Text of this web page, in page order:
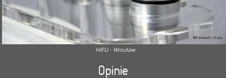
HIFU - Wrocław
Opinie